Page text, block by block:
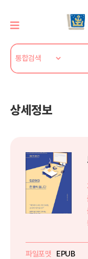
상세정보
파일포맷
EPUB